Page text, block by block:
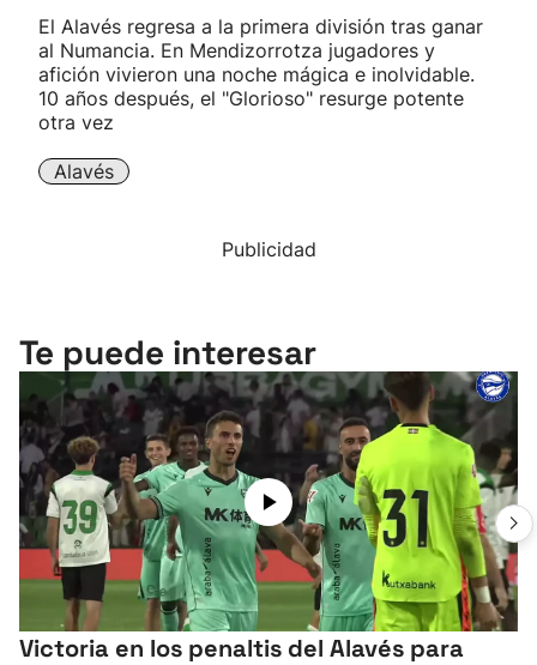
Carreras de montaña
Más deportes
El Alavés regresa a la primera división tras ganar
al Numancia. En Mendizorrotza jugadores y
afición vivieron una noche mágica e inolvidable.
10 años después, el "Glorioso" resurge potente
otra vez
Alavés
Publicidad
Te puede interesar
Victoria en los penaltis del Alavés para